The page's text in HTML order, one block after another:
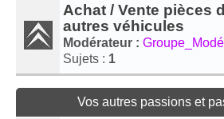
Achat / Vente pièces
autres véhicules
Modérateur :
Sujets : 1
Vos autres passions et